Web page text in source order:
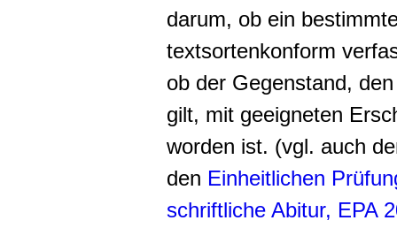
darum, ob ein
textsortenkonform
ob der Gegenstand,
gilt, mit geeigneten
worden ist. (vgl. auch
den Einheitlichen
schriftliche Abitur, EPA